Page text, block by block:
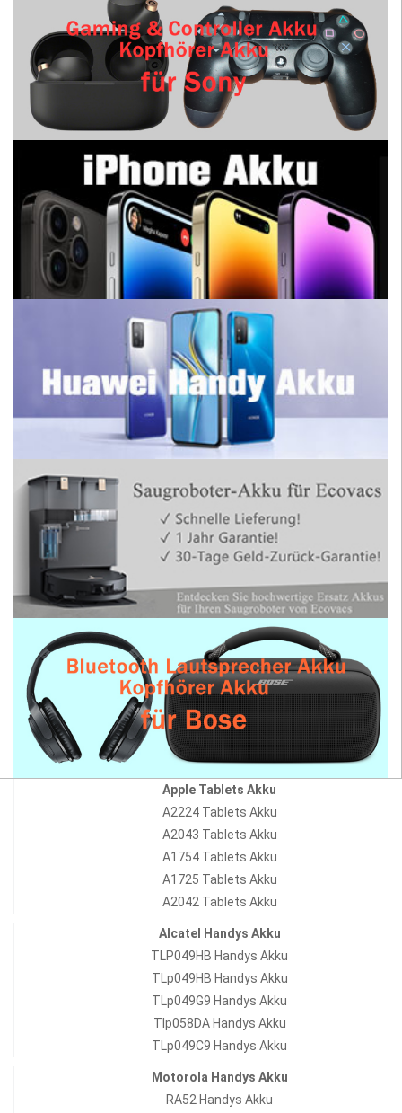
Apple Tablets Akku
A2224 Tablets Akku
A2043 Tablets Akku
A1754 Tablets Akku
A1725 Tablets Akku
A2042 Tablets Akku
Alcatel Handys Akku
TLP049HB Handys Akku
TLp049HB Handys Akku
TLp049G9 Handys Akku
Tlp058DA Handys Akku
TLp049C9 Handys Akku
Motorola Handys Akku
RA52 Handys Akku